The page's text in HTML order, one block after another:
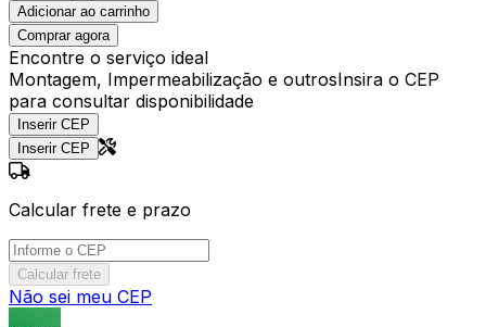
Adicionar ao carrinho
Comprar agora
Encontre o serviço ideal
Montagem, Impermeabilização e outrosInsira o CEP
para consultar disponibilidade
Inserir CEP
Inserir CEP
Calcular frete e prazo
Calcular frete
Não sei meu CEP